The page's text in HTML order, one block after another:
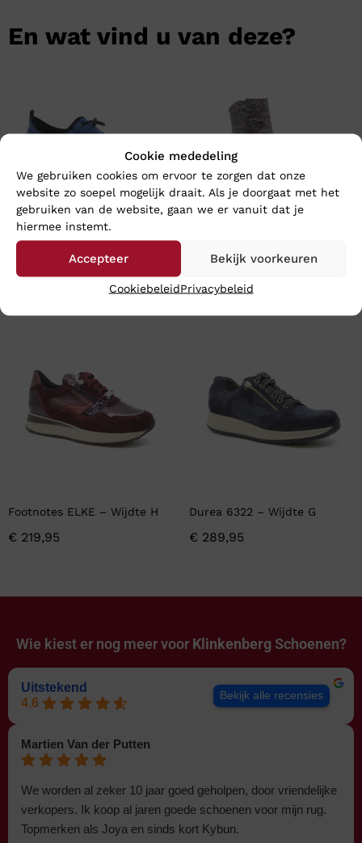
Cookie mededeling
We gebruiken cookies om ervoor te zorgen dat onze
website zo soepel mogelijk draait. Als je doorgaat met het
gebruiken van de website, gaan we er vanuit dat je
hiermee instemt.
Accepteer Bekijk voorkeuren
CookiebeleidPrivacybeleid
En wat vind u van deze?
Rohde 2002 – Wijdte G
€69,95
Footnotes ELKE – Wijdte H
€ 219,95
Durea 6322 – Wijdte G
€ 289,95
Wie kiest er nog meer voor Klinkenberg Schoenen?
Uitstekend
4.6
Bekijk alle recensies
Martien Van der Putten
We worden al zeker 10 jaar goed geholpen, door vriendelijke
verkopers. Ik koop al jaren goede schoenen voor mijn rug.
Topmerken als Joya en sinds kort Kybun.